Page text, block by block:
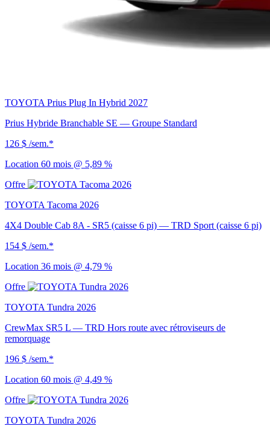
TOYOTA Prius Plug In Hybrid 2027
Prius Hybride Branchable SE — Groupe Standard
126 $ /sem.*
Location 60 mois @ 5,89 %
Offre
TOYOTA Tacoma 2026
4X4 Double Cab 8A - SR5 (caisse 6 pi) — TRD Sport (caisse 6 pi)
154 $ /sem.*
Location 36 mois @ 4,79 %
Offre
TOYOTA Tundra 2026
CrewMax SR5 L — TRD Hors route avec rétroviseurs de
remorquage
196 $ /sem.*
Location 60 mois @ 4,49 %
Offre
TOYOTA Tundra 2026